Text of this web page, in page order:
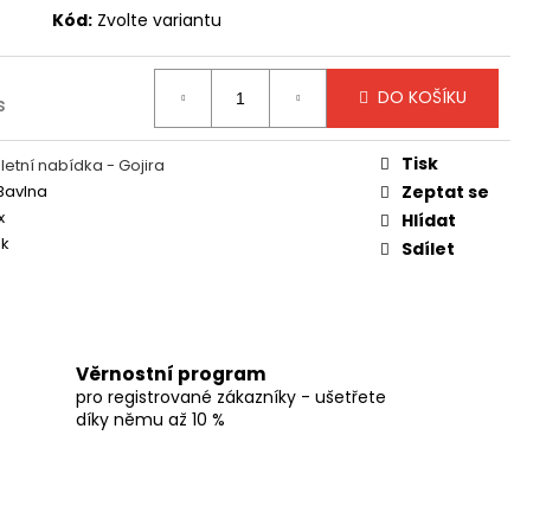
Kód: Zvolte variantu
DO KOŠÍKU
nabídka - Gojira
Tisk
Zeptat se
Hlídat
Sdílet
Věrnostní program
pro registrované zákazníky - ušetřete
díky němu až 10 %